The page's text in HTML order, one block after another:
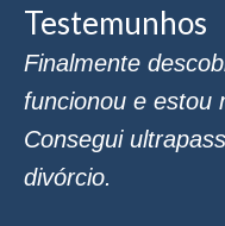
Testemunhos
Finalmente
funcionou e estou
Consegui
divórcio.